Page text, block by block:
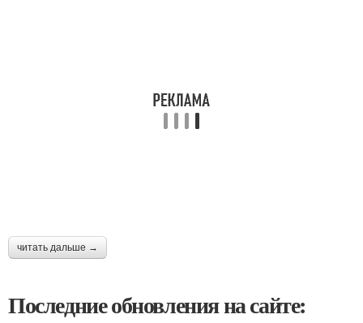
читать дальше →
Последние обновления на сайте: